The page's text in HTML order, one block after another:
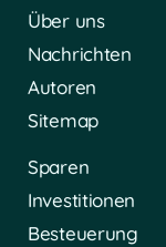
Über uns
Nachrichten
Autoren
Sitemap
Sparen
Investitionen
Besteuerung